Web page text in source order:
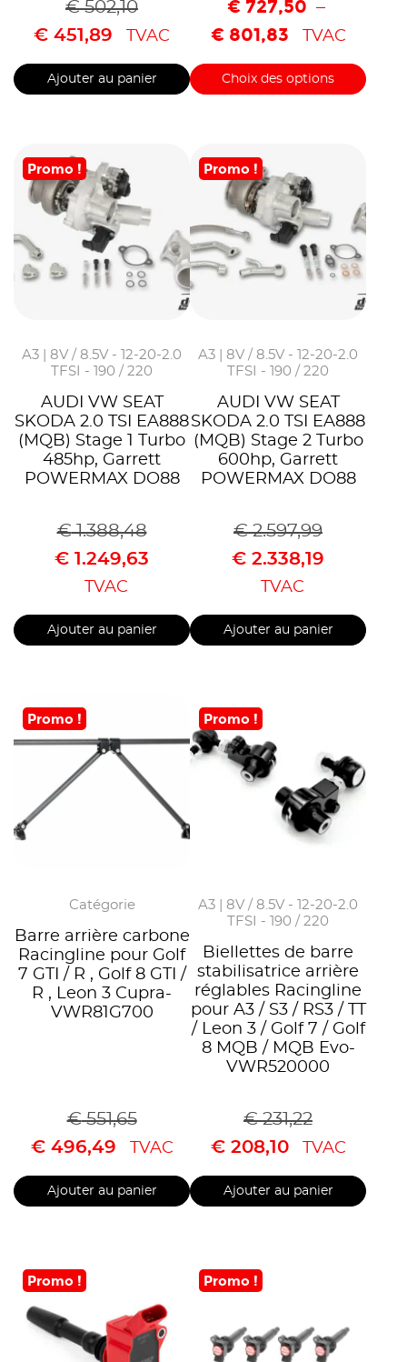
€502,10
€ 451,89 TVAC
Ajouter au panier
€727,50 –
€801,83 TVAC
Choix des options
Promo !
A3 | 8V / 8.5V - 12-20-2.0
TFSI - 190 / 220
AUDI VW SEAT
SKODA 2.0 TSI EA888
(MQB) Stage 1 Turbo
485hp, Garrett
POWERMAX DO88
€1.388,48
€ 1.249,63
TVAC
Ajouter au panier
Promo !
A3 | 8V / 8.5V - 12-20-2.0
TFSI - 190 / 220
AUDI VW SEAT
SKODA 2.0 TSI EA888
(MQB) Stage 2 Turbo
600hp, Garrett
POWERMAX DO88
€2.597,99
€ 2.338,19
TVAC
Ajouter au panier
Promo !
Catégorie
Barre arrière carbone
Racingline pour Golf
7 GTI / R , Golf 8 GTI /
R , Leon 3 Cupra-
VWR81G700
€551,65
€496,49 TVAC
Ajouter au panier
Promo !
A3 | 8V / 8.5V - 12-20-2.0
TFSI - 190 / 220
Biellettes de barre
stabilisatrice arrière
réglables Racingline
pour A3 / S3 / RS3 / TT
/ Leon 3 / Golf 7 / Golf
8 MQB / MQB Evo-
VWR520000
€231,22
€208,10 TVAC
Ajouter au panier
Promo ! Promo !